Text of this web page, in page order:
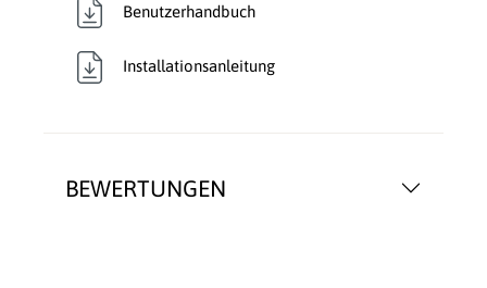
BEWERTUNGEN
Benutzerhandbuch
Installationsanleitung